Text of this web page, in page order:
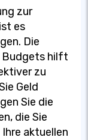
zur
es
Die
Budgets hilft
zu
Geld
Sie die
die Sie
aktuellen